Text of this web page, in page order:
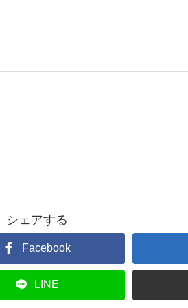
シェアする
Facebook
LINE